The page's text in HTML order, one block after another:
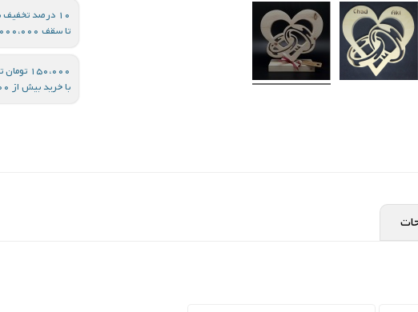
10 درصد تخفیف برای سفارش سوم
تا سقف 1،000،000 تومان
150،000 تومان تخفیف
با خرید بیش از 2،000،000 تومان